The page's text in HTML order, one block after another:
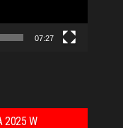
07:27
2025 W